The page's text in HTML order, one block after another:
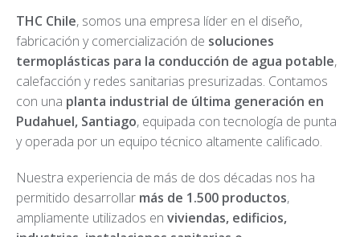
THC Chile, somos una empresa líder en el diseño,
fabricación y comercialización de soluciones
termoplásticas para la conducción de agua potable,
calefacción y redes sanitarias presurizadas. Contamos
con una planta industrial de última generación en
Pudahuel, Santiago, equipada con tecnología de punta
y operada por un equipo técnico altamente calificado.
Nuestra experiencia de más de dos décadas nos ha
permitido desarrollar más de 1.500 productos,
ampliamente utilizados en viviendas, edificios,